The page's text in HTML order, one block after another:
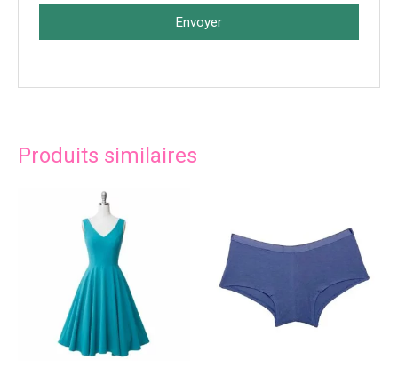
Envoyer
Produits similaires